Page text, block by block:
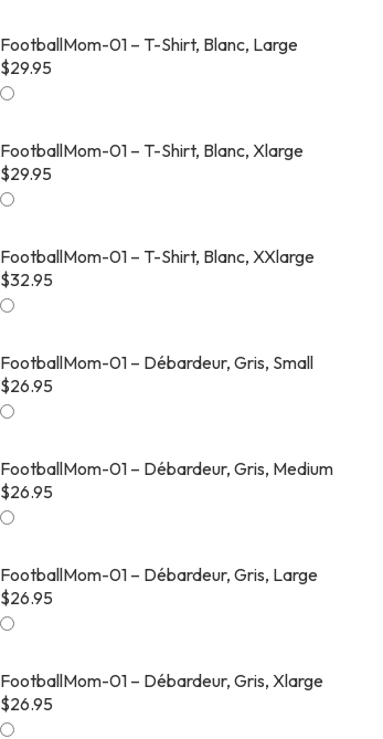
FootballMom-01 – T-Shirt, Blanc, Large
$29.95
FootballMom-01 – T-Shirt, Blanc, Xlarge
$29.95
FootballMom-01 – T-Shirt, Blanc, XXlarge
$32.95
FootballMom-01 – Débardeur, Gris, Small
$26.95
FootballMom-01 – Débardeur, Gris, Medium
$26.95
FootballMom-01 – Débardeur, Gris, Large
$26.95
FootballMom-01 – Débardeur, Gris, Xlarge
$26.95